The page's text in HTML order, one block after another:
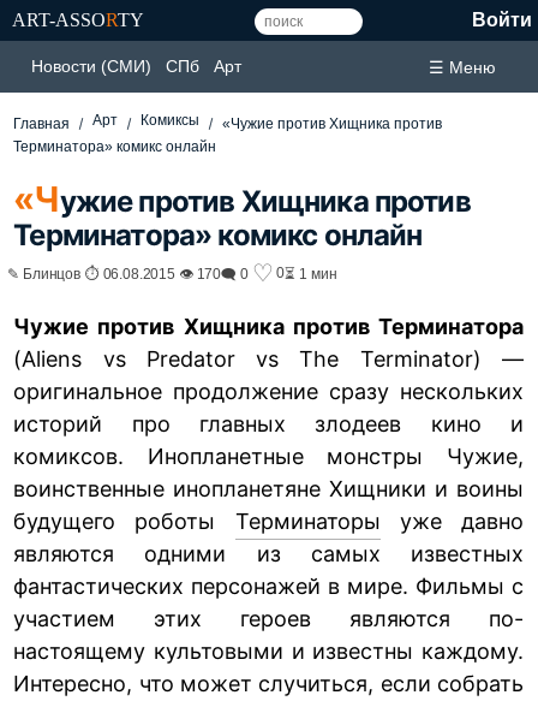
ART-ASSORTY Войти
Новости (СМИ) СПб Арт ☰ Меню
Главная Арт Комиксы
«Чужие против Хищника против
Терминатора» комикс онлайн
«Чужие против Хищника против
Терминатора» комикс онлайн
✎ Блинцов ⏱ 06.08.2015 👁 170🗨 0 ♡ 0⏳ 1 мин
Чужие против Хищника против Терминатора
(Aliens vs Predator vs The Terminator) —
оригинальное продолжение сразу нескольких
историй про главных злодеев кино и
комиксов. Инопланетные монстры Чужие,
воинственные инопланетяне Хищники и воины
будущего роботы Терминаторы уже давно
являются одними из самых известных
фантастических персонажей в мире. Фильмы с
участием этих героев являются по-
настоящему культовыми и известны каждому.
Интересно, что может случиться, если собрать